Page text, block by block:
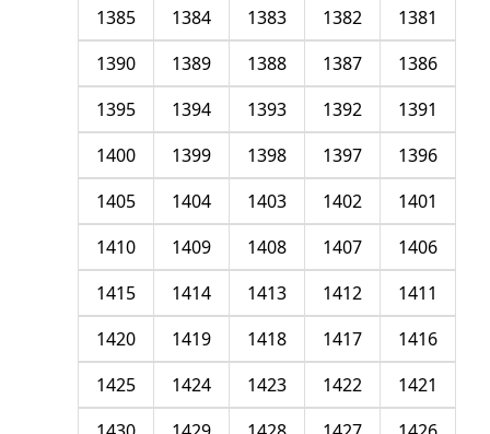
1381
1382
1383
1384
1385
1386
1387
1388
1389
1390
1391
1392
1393
1394
1395
1396
1397
1398
1399
1400
1401
1402
1403
1404
1405
1406
1407
1408
1409
1410
1411
1412
1413
1414
1415
1416
1417
1418
1419
1420
1421
1422
1423
1424
1425